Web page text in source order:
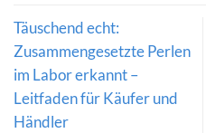
Täuschend echt:
Zusammengesetzte Perlen
im Labor erkannt –
Leitfaden für Käufer und
Händler